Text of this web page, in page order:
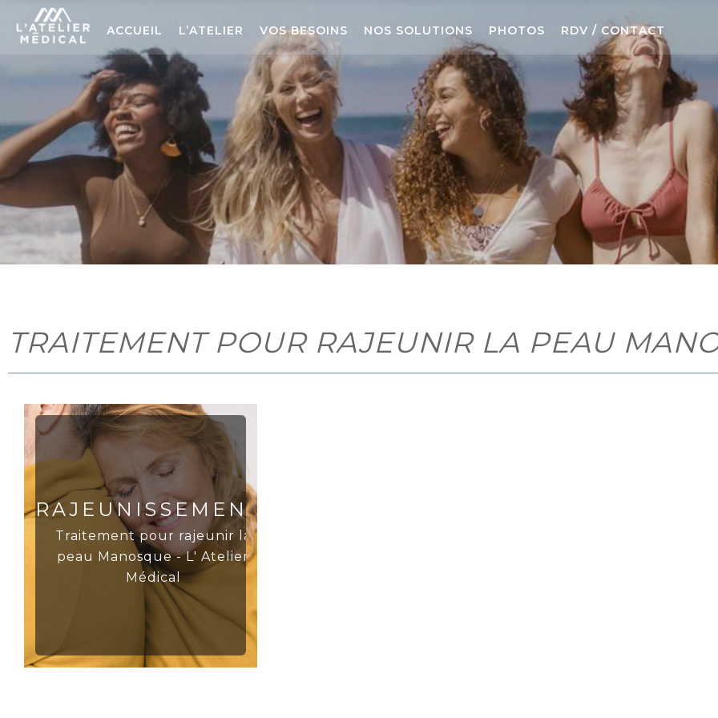
ACCUEIL L’ATELIER VOS BESOINS NOS SOLUTIONS PHOTOS RDV / CONTACT
TRAITEMENT POUR RAJEUNIR LA PEAU
RAJEUNISSEMENT
Traitement pour rajeunir la
peau Manosque - L' Atelier
Médical